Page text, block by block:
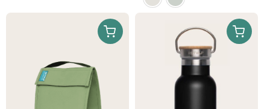
product
heeft
meerdere
variaties.